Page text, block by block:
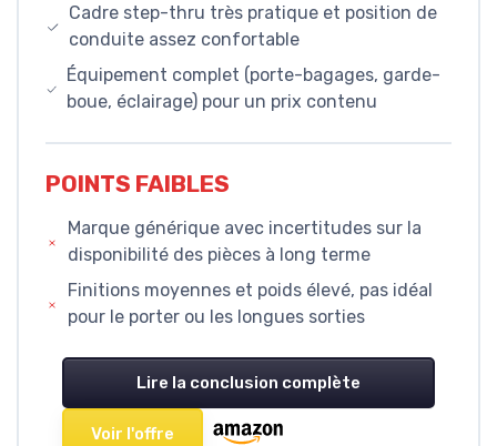
Cadre step-thru très pratique et position de
conduite assez confortable
Équipement complet (porte-bagages, garde-
boue, éclairage) pour un prix contenu
POINTS FAIBLES
Marque générique avec incertitudes sur la
disponibilité des pièces à long terme
Finitions moyennes et poids élevé, pas idéal
pour le porter ou les longues sorties
Lire la conclusion complète
Voir l'offre